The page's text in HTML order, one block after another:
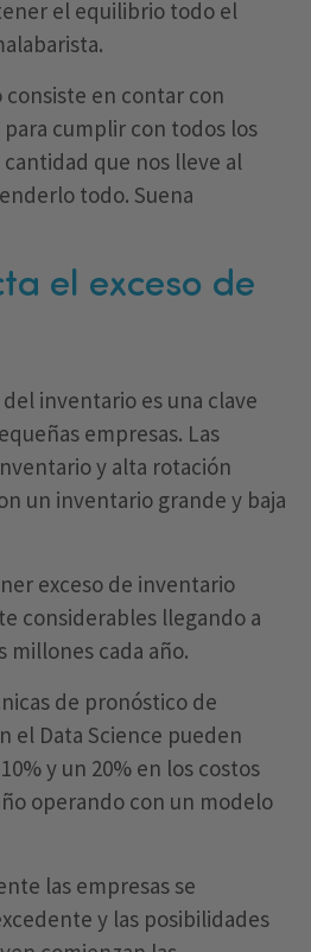
el equilibrio todo el
en contar con
cumplir con todos los
que nos lleve al
todo. Suena
el exceso de
inventario es una clave
empresas. Las
y alta rotación
un inventario grande y baja
exceso de inventario
considerables llegando a
millones cada año.
de pronóstico de
el Data Science pueden
y un 20% en los costos
operando con un modelo
las empresas se
y las posibilidades